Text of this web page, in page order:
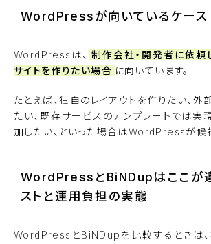
WordPressが向いているケース
WordPressは、 制作会社・開発者に依
サイトを作りたい場合 に向いています。
たとえば、独自のレイアウトを作りたい、外
たい、既存サービスのテンプレートでは実
加したい、といった場合はWordPressが候
WordPressとBiNDupはここが
ストと運用負担の実態
WordPressとBiNDupを比較するときは